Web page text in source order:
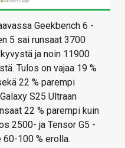
Geekbench 6 -
5 sai runsaat 3700
ja noin 11900
Tulos on vajaa 19 %
22 % parempi
S25 Ultraan
22 % parempi kuin
2500- ja Tensor G5 -
100 % erolla.